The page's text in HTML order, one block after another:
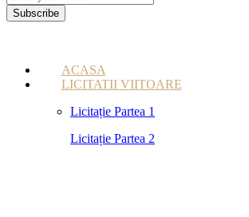
Subscribe
ACASA
LICITATII VIITOARE
Licitație Partea 1
Licitație Partea 2